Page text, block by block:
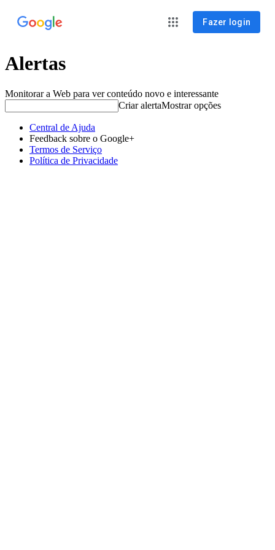
Fazer login
Alertas
Monitorar a Web para ver conteúdo novo e interessante
Criar alertaMostrar opções
Central de Ajuda
Feedback sobre o Google+
Termos de Serviço
Política de Privacidade